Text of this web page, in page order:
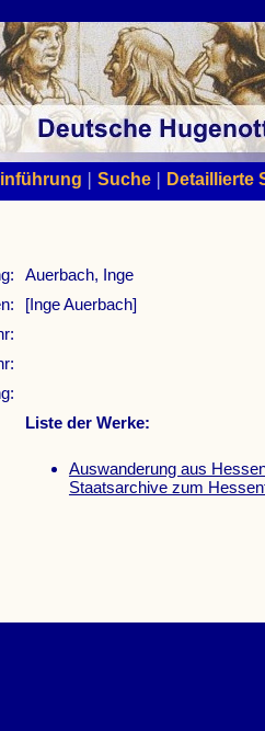
| Suche| Detaillierte
Auerbach, Inge
[Inge Auerbach]
Liste der Werke:
Auswanderung aus
Staatsarchive zum